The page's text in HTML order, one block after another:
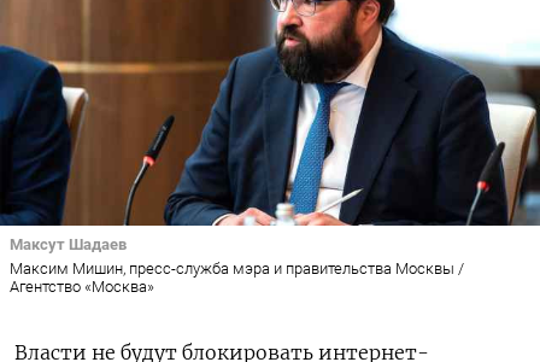
Максут Шадаев
Максим Мишин, пресс-служба мэра и правительства Москвы /
Агентство «Москва»
Власти не будут блокировать интернет-